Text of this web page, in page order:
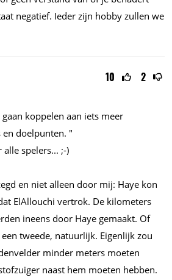
negatief. Ieder zijn hobby zullen we
10 2
koppelen aan iets meer
en doelpunten. "
alle spelers... ;-)
en niet alleen door mij: Haye kon
ElAllouchi vertrok. De kilometers
ineens door Haye gemaakt. Of
tweede, natuurlijk. Eigenlijk zou
minder meters moeten
naast hem moeten hebben.